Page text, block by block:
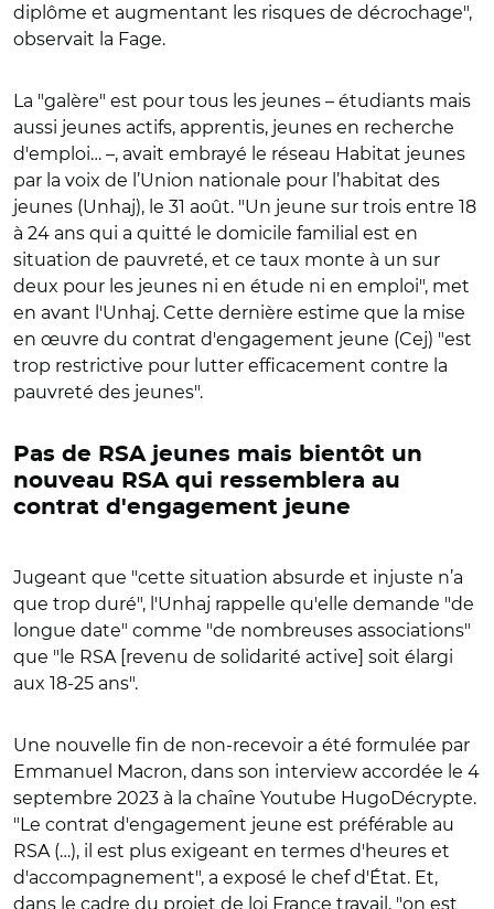
diplôme et augmentant les risques de décrochage",
observait la Fage.
La "galère" est pour tous les jeunes – étudiants mais
aussi jeunes actifs, apprentis, jeunes en recherche
d'emploi… –, avait embrayé le réseau Habitat jeunes
par la voix de l’Union nationale pour l’habitat des
jeunes (Unhaj), le 31 août. "Un jeune sur trois entre 18
à 24 ans qui a quitté le domicile familial est en
situation de pauvreté, et ce taux monte à un sur
deux pour les jeunes ni en étude ni en emploi", met
en avant l'Unhaj. Cette dernière estime que la mise
en œuvre du contrat d'engagement jeune (Cej) "est
trop restrictive pour lutter efficacement contre la
pauvreté des jeunes".
Pas de RSA jeunes mais bientôt un
nouveau RSA qui ressemblera au
contrat d'engagement jeune
Jugeant que "cette situation absurde et injuste n’a
que trop duré", l'Unhaj rappelle qu'elle demande "de
longue date" comme "de nombreuses associations"
que "le RSA [revenu de solidarité active] soit élargi
aux 18-25 ans".
Une nouvelle fin de non-recevoir a été formulée par
Emmanuel Macron, dans son interview accordée le 4
septembre 2023 à la chaîne Youtube HugoDécrypte.
"Le contrat d'engagement jeune est préférable au
RSA (…), il est plus exigeant en termes d'heures et
d'accompagnement", a exposé le chef d'État. Et,
dans le cadre du projet de loi France travail, "on est